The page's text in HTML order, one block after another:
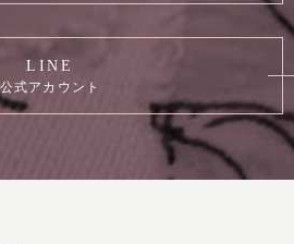
LINE
公式アカウント